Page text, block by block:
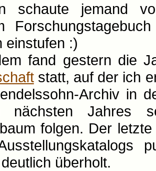
schaute jemand
einstufen :)
fand gestern die
statt, auf der ich
Archiv in
nächsten Jahres
folgen. Der
überholt.